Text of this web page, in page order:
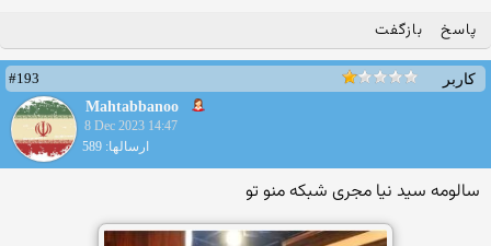
پاسخ بازگفت
کاربر
#193
Mahtabbanoo
8 Dec 2023 14:47
ارسالها: 589
سالومه سید نیا مجری شبکه منو تو